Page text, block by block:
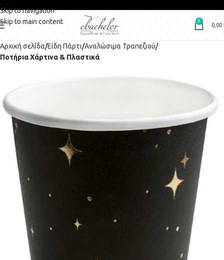
Skip to navigation
Skip to main content
0
0,00
Αρχική σελίδα Είδη Πάρτι Αναλώσιμα Τραπεζιού
Ποτήρια Χάρτινα & Πλαστικά